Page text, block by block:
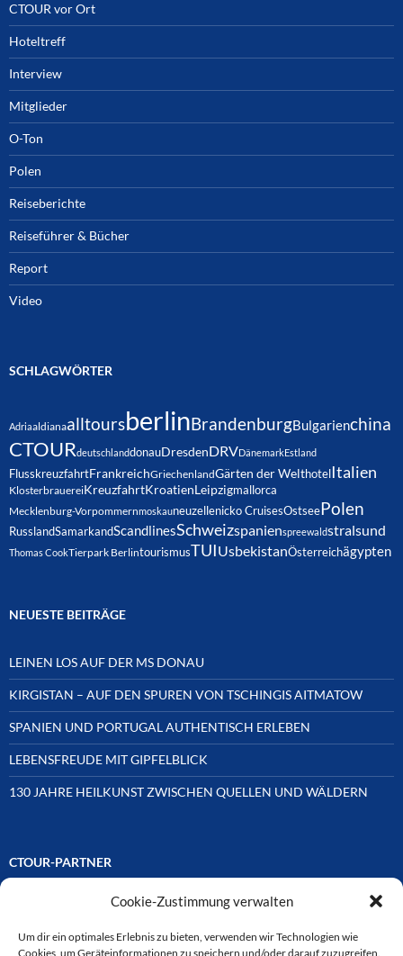
Cookie-Zustimmung verwalten
Um dir ein optimales Erlebnis zu bieten, verwenden wir Technologien wie
Cookies, um Geräteinformationen zu speichern und/oder darauf zuzugreifen.
CTOUR vor Ort
Hoteltreff
Interview
Mitglieder
O-Ton
Polen
Reiseberichte
Reiseführer & Bücher
Report
Video
SCHLAGWÖRTER
AdriaaldianaalltoursberlinBrandenburgBulgarienchina
CTOURdeutschlanddonauDresdenDRVDänemarkEstland
FlusskreuzfahrtFrankreichGriechenlandGärten der Welthotel Italien
KlosterbrauereiKreuzfahrtKroatienLeipzigmallorca
Mecklenburg-Vorpommernmoskauneuzellenicko CruisesOstseePolen
RusslandSamarkandScandlinesSchweizspanienspreewaldstralsund
Thomas CookTierpark BerlintourismusTUIUsbekistanÖsterreichägypten
NEUESTE BEITRÄGE
LEINEN LOS AUF DER MS DONAU
KIRGISTAN – AUF DEN SPUREN VON TSCHINGIS AITMATOW
SPANIEN UND PORTUGAL AUTHENTISCH ERLEBEN
LEBENSFREUDE MIT GIPFELBLICK
130 JAHRE HEILKUNST ZWISCHEN QUELLEN UND WÄLDERN
CTOUR-PARTNER
Unsere Reisejournalisten-Vereinigung ist über Mitglieder und
ausgewählten Partnern der Medien- und Tourismusbranche
verbunden. Hier eine